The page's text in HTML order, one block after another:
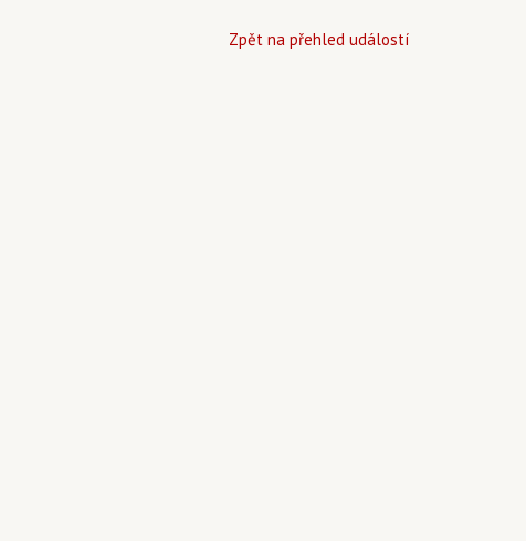
Zpět na přehled událostí